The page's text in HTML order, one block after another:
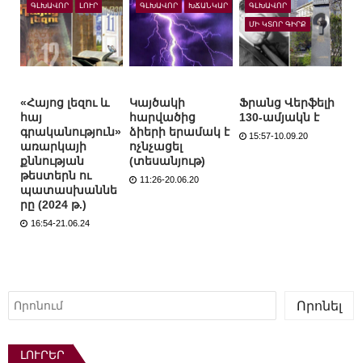
ԳԼԽԱՎՈՐ ԼՈՒՐ
«Հայոց լեզու և
հայ
գրականություն»
առարկայի
քննության
թեստերն ու
պատասխաննե
րը (2024 թ.)
16:54-21.06.24
ԳԼԽԱՎՈՐ ԽՃԱՆԿԱՐ
Կայծակի
հարվածից
ձիերի երամակ է
ոչնչացել
(տեսանյութ)
11:26-20.06.20
ԳԼԽԱՎՈՐ
ՄԻ ԿՏՈՐ ԳԻՐՔ
Ֆրանց Վերֆելի
130-ամյակն է
15:57-10.09.20
Որոնել
Որոնել
ԼՈՒՐԵՐ